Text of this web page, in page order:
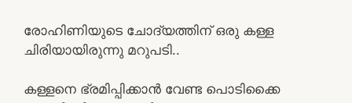
രോഹിണിയുടെ ചോദ്യത്തിന് ഒരു കള്ള
ചിരിയായിരുന്നു മറുപടി..
കള്ളനെ ഭ്രമിപ്പിക്കാൻ വേണ്ട പൊടിക്കൈ